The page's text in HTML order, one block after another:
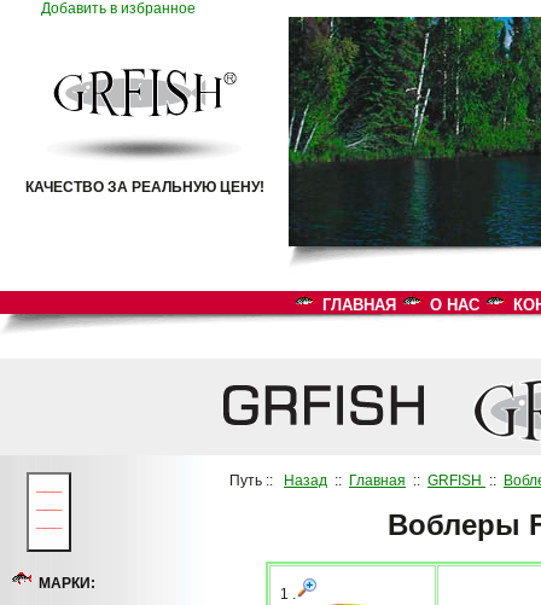
Добавить в избранное
КАЧЕСТВО ЗА РЕАЛЬНУЮ ЦЕНУ!
ГЛАВНАЯ О НАС
МАРКИ:
Путь :: Назад :: Главная :: GRFISH ::
Воблеры
1 .